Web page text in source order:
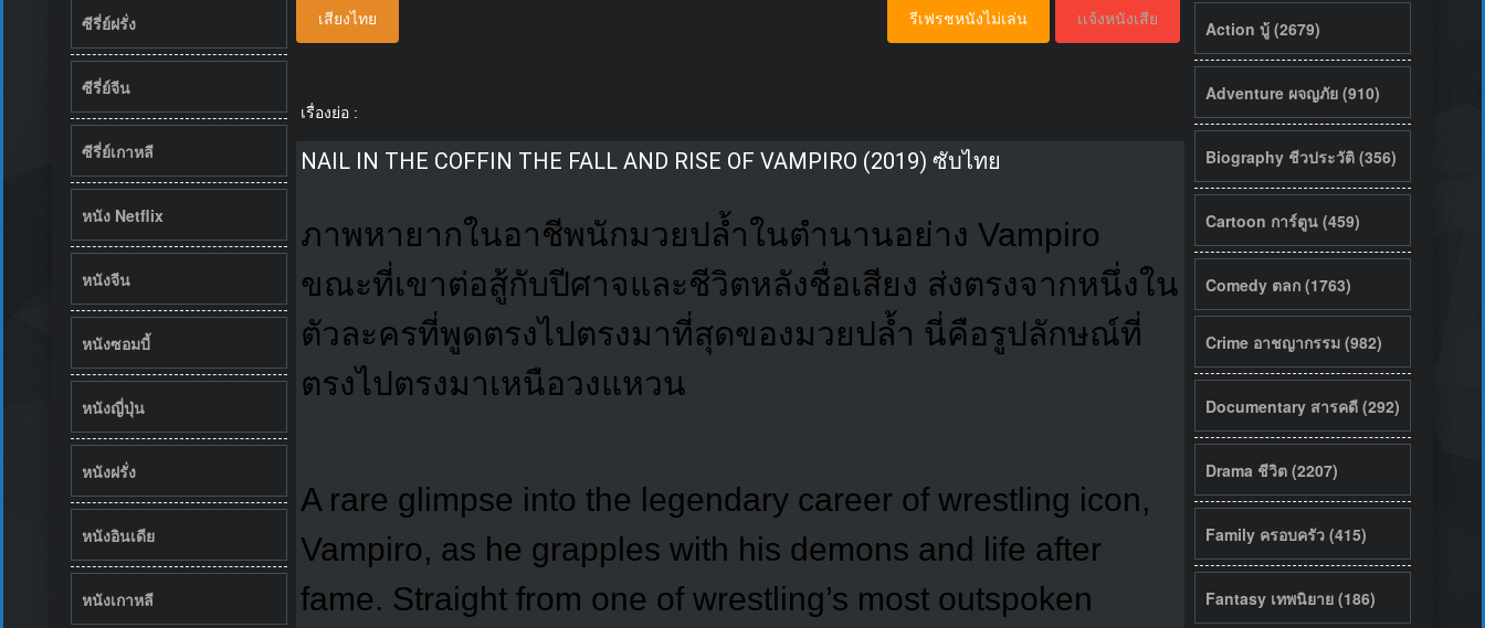
ซีรี่ย์ฝรั่ง
ซีรี่ย์จีน
ซีรี่ย์เกาหลี
หนัง Netflix
หนังจีน
หนังซอมบี้
หนังญี่ปุ่น
หนังฝรั่ง
หนังอินเดีย
หนังเกาหลี
เสียงไทย เเจ้งหนังเสีย
รีเฟรชหนังไม่เล่น
เรื่องย่อ :
NAIL IN THE COFFIN THE FALL AND RISE OF VAMPIRO (2019) ซับไทย
ภาพหายากในอาชีพนักมวยปล้ำในตำนานอย่าง Vampiro
ขณะที่เขาต่อสู้กับปีศาจและชีวิตหลังชื่อเสียง ส่งตรงจากหนึ่งใน
ตัวละครที่พูดตรงไปตรงมาที่สุดของมวยปล้ำ นี่คือรูปลักษณ์ที่
ตรงไปตรงมาเหนือวงแหวน
A rare glimpse into the legendary career of wrestling icon,
Vampiro, as he grapples with his demons and life after
fame. Straight from one of wrestling’s most outspoken
Action บู้ (2679)
Adventure ผจญภัย (910)
Biography ชีวประวัติ (356)
Cartoon การ์ตูน (459)
Comedy ตลก (1763)
Crime อาชญากรรม (982)
Documentary สารคดี (292)
Drama ชีวิต (2207)
Family ครอบครัว (415)
Fantasy เทพนิยาย (186)